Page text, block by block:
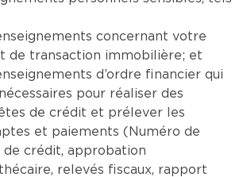
concernant votre
de transaction immobilière; et
d’ordre financier qui
pour réaliser des
de crédit et prélever les
et paiements (Numéro de
de crédit, approbation
relevés fiscaux, rapport